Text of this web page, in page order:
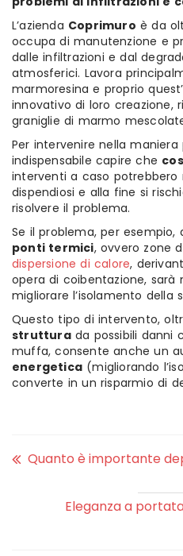
L’azienda Coprimuro è da
occupa di manutenzione e
dalle infiltrazioni e dal
atmosferici. Lavora
marmoresina e proprio
innovativo di loro creazione,
graniglie di marmo
Per intervenire nella
indispensabile capire che
interventi a caso potrebbero
dispendiosi e alla fine si
risolvere il problema.
Se il problema, per esempio,
ponti termici, ovvero zone
dispersione di calore,
opera di coibentazione, sarà
migliorare l’isolamento della
Questo tipo di intervento,
strutturada possibili danni
muffa, consente anche un
energetica (migliorando
converte in un risparmio di
Quanto è importante
Eleganza a